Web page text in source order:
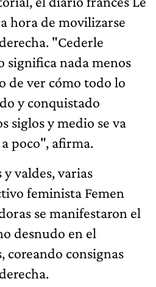
hora de movilizarse
"Cederle
significa nada menos
de ver cómo todo lo
y conquistado
siglos y medio se va
poco", afirma.
valdes, varias
feminista Femen
se manifestaron el
desnudo en el
coreando consignas